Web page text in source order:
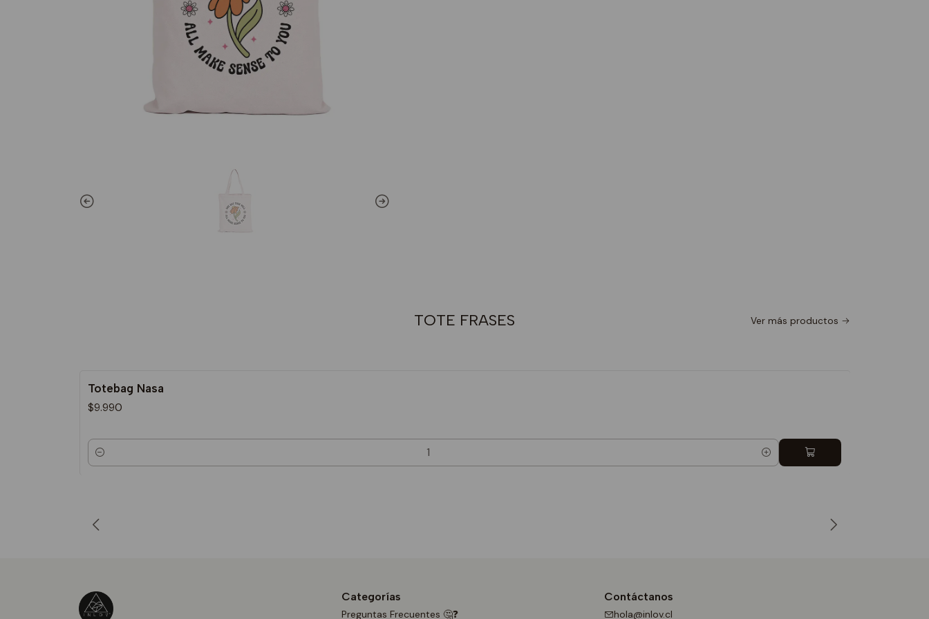
TOTE FRASES Ver más productos
Totebag Nasa
$9.990
Cantidad
Categorías
Preguntas Frecuentes 🤔❓
Contáctanos
hola@inlov.cl